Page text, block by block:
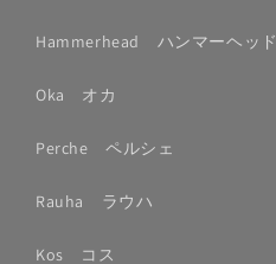
Hammerhead ハンマーヘッド
Oka オカ
Perche ペルシェ
Rauha ラウハ
Kos コス